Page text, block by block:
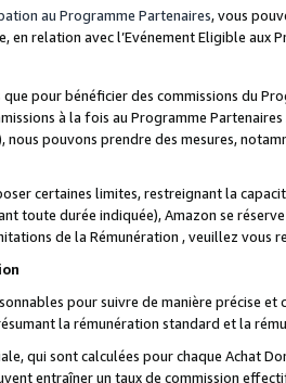
au Programme Partenaires, vous
en relation avec l’Evénement Eligible aux
pour bénéficier des commissions du
à la fois au Programme
pouvons prendre des mesures,
certaines limites, restreignant la
toute durée indiquée), Amazon se
de la Rémunération , veuillez vous
pour suivre de manière précise
la rémunération standard et la
qui sont calculées pour chaque Achat
entraîner un taux de commission